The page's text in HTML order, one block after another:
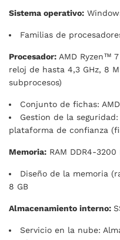
Sistema operativo:
Familias de
Procesador: AMD Ryzen™
reloj de hasta 4,3 GHz, 8
subprocesos)
Conjunto de fichas:
Gestion de la
plataforma de confianza
Memoria: RAM DDR4-3200
Diseño de la memoria
8 GB
Almacenamiento interno:
Servicio en la nube: